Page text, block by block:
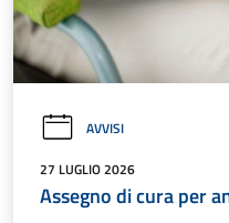
AVVISI
27 LUGLIO 2026
Assegno di cura per